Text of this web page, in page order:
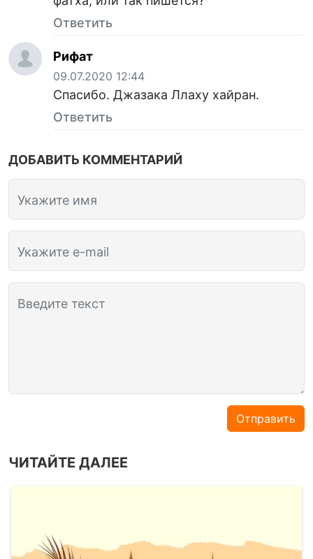
Ответить
Рифат
09.07.2020 12:44
Спасибо. Джазака Ллаху хайран.
Ответить
ДОБАВИТЬ КОММЕНТАРИЙ
Укажите имя
Укажите e-mail
Введите текст
Отправить
ЧИТАЙТЕ ДАЛЕЕ